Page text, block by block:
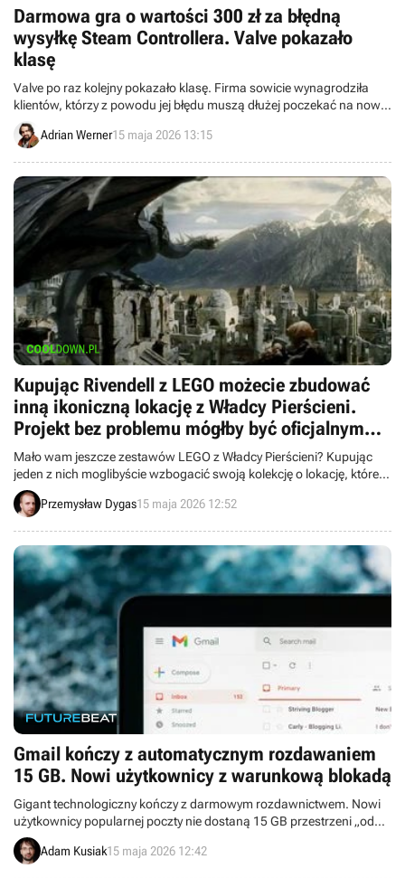
Darmowa gra o wartości 300 zł za błędną
wysyłkę Steam Controllera. Valve pokazało
klasę
Valve po raz kolejny pokazało klasę. Firma sowicie wynagrodziła
klientów, którzy z powodu jej błędu muszą dłużej poczekać na nowy
Steam Controller.
Adrian Werner15 maja 2026 13:15
Kupując Rivendell z LEGO możecie zbudować
inną ikoniczną lokację z Władcy Pierścieni.
Projekt bez problemu mógłby być oficjalnym
zestawem
Mało wam jeszcze zestawów LEGO z Władcy Pierścieni? Kupując
jeden z nich moglibyście wzbogacić swoją kolekcję o lokację, której
duńska firma jeszcze nie zaadaptowała.
Przemysław Dygas15 maja 2026 12:52
Gmail kończy z automatycznym rozdawaniem
15 GB. Nowi użytkownicy z warunkową blokadą
Gigant technologiczny kończy z darmowym rozdawnictwem. Nowi
użytkownicy popularnej poczty nie dostaną 15 GB przestrzeni „od
ręki”.
Adam Kusiak15 maja 2026 12:42